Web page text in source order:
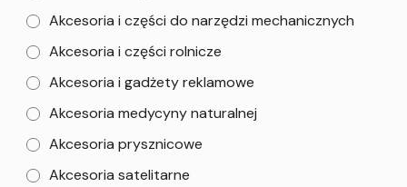
Akcesoria i części do narzędzi mechanicznych
Akcesoria i części rolnicze
Akcesoria i gadżety reklamowe
Akcesoria medycyny naturalnej
Akcesoria prysznicowe
Akcesoria satelitarne